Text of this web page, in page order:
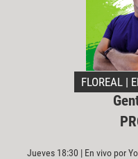
FLOREAL |
Jueves 18:30 | En vivo por